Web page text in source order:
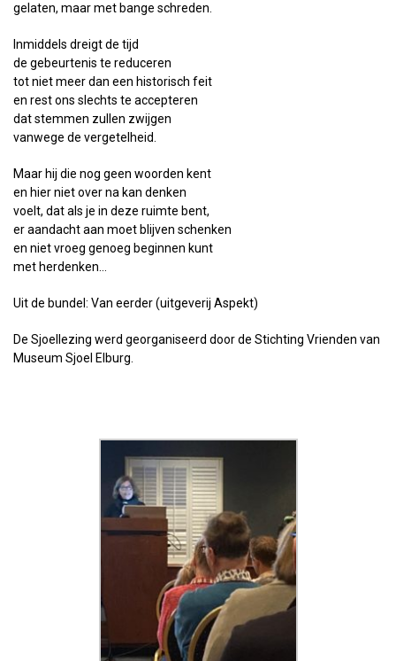
gelaten, maar met bange schreden.
Inmiddels dreigt de tijd
de gebeurtenis te reduceren
tot niet meer dan een historisch feit
en rest ons slechts te accepteren
dat stemmen zullen zwijgen
vanwege de vergetelheid.
Maar hij die nog geen woorden kent
en hier niet over na kan denken
voelt, dat als je in deze ruimte bent,
er aandacht aan moet blijven schenken
en niet vroeg genoeg beginnen kunt
met herdenken…
Uit de bundel: Van eerder (uitgeverij Aspekt)
De Sjoellezing werd georganiseerd door de Stichting Vrienden van
Museum Sjoel Elburg.